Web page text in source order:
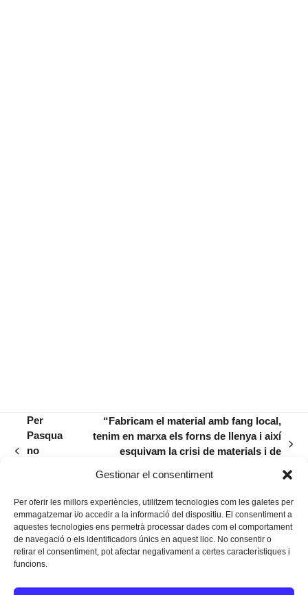
Gestionar el consentiment
Per oferir les millors experiències, utilitzem tecnologies com les galetes per
emmagatzemar i/o accedir a la informació del dispositiu. El consentiment a
aquestes tecnologies ens permetrà processar dades com el comportament
de navegació o els identificadors únics en aquest lloc. No consentir o
retirar el consentiment, pot afectar negativament a certes característiques i
funcions.
previous
Per
Pasqua
no
“Fabricam el material amb fang local,
tenim en marxa els forns de llenya i així
esquivam la crisi de materials i de
Instagram
Facebook
Twitter